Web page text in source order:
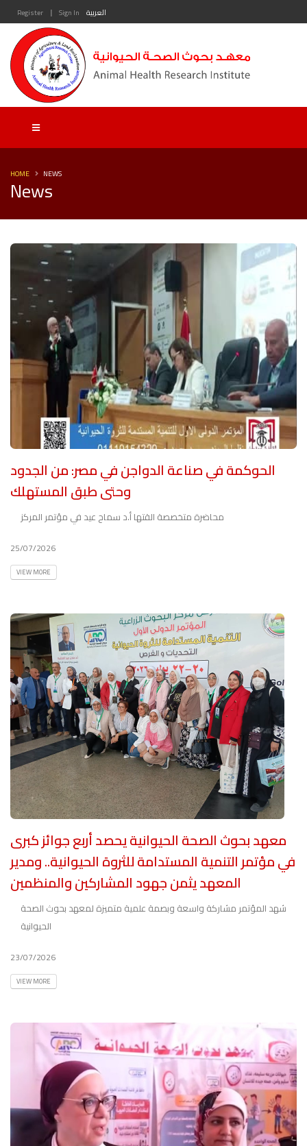
Register | Sign In العربية
News
HOME NEWS
الحوكمة في صناعة الدواجن في مصر: من الجدود
وحتى طبق المستهلك
محاضرة متخصصة القتها أ.د سماح عيد في مؤتمر المركز
25/07/2026
VIEW MORE
معهد بحوث الصحة الحيوانية يحصد أربع جوائز كبرى
في مؤتمر التنمية المستدامة للثروة الحيوانية.. ومدير
المعهد يثمن جهود المشاركين والمنظمين
شهد المؤتمر مشاركة واسعة وبصمة علمية متميزة لمعهد بحوث الصحة
الحيوانية
23/07/2026
VIEW MORE